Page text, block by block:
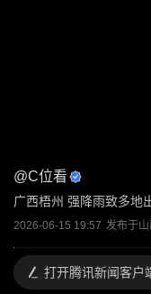
@C位看
广西梧州 强降雨致多地
2026-06-15 19:57 发布于
打开腾讯新闻客户